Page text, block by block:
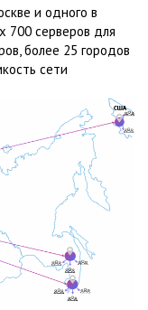
и одного в
700 серверов для
более 25 городов
сети